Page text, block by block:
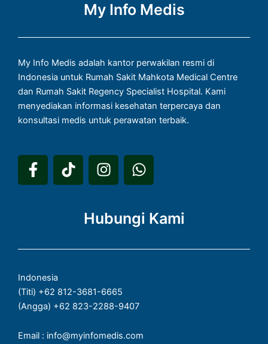
My Info Medis
My Info Medis adalah kantor perwakilan resmi di
Indonesia untuk Rumah Sakit Mahkota Medical Centre
dan Rumah Sakit Regency Specialist Hospital. Kami
menyediakan informasi kesehatan terpercaya dan
konsultasi medis untuk perawatan terbaik.
F
a
o
-
f
T
i
I
n
a
r
W
h
s
p
Hubungi Kami
Indonesia
(Titi) +62 812-3681-6665
(Angga) +62 823-2288-9407
Email : info@myinfomedis.com